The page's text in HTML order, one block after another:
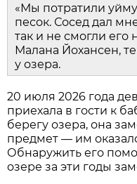
«Мы потратили
песок. Сосед дал
так и не смогли его
Малана Йохансен,
у озера.
20 июля 2026 года
приехала в гости к
берегу озера, она
предмет — им
Обнаружить его
озере за эти годы